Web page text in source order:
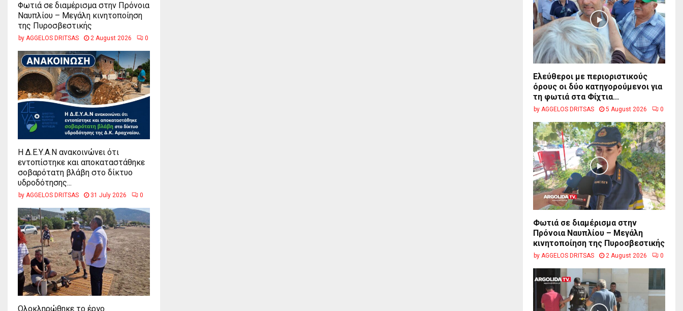
Φωτιά σε διαμέρισμα στην Πρόνοια
Ναυπλίου – Μεγάλη κινητοποίηση
της Πυροσβεστικής
by AGGELOS DRITSAS 2 August 2026 0
Η Δ.Ε.Υ.Α.Ν ανακοινώνει ότι
εντοπίστηκε και αποκαταστάθηκε
σοβαρότατη βλάβη στο δίκτυο
υδροδότησης...
by AGGELOS DRITSAS 31 July 2026 0
Ολοκληρώθηκε το έργο
Ελεύθεροι με περιοριστικούς
όρους οι δύο κατηγορούμενοι για
τη φωτιά στα Φίχτια...
by AGGELOS DRITSAS 5 August 2026 0
Φωτιά σε διαμέρισμα στην
Πρόνοια Ναυπλίου – Μεγάλη
κινητοποίηση της Πυροσβεστικής
by AGGELOS DRITSAS 2 August 2026 0